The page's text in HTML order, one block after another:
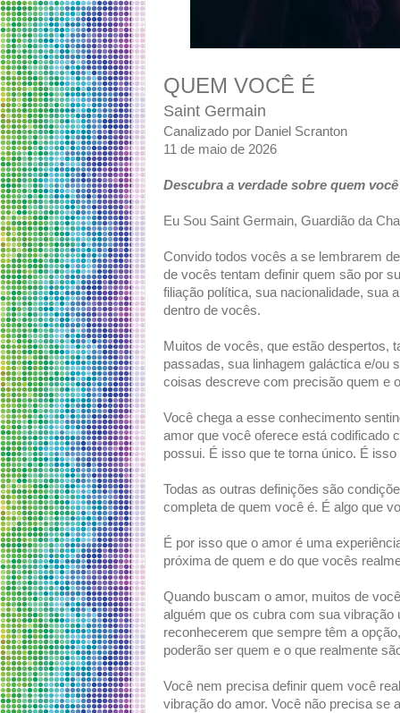
QUEM VOCÊ É
Saint Germain
Canalizado por Daniel Scranton
11 de maio de 2026
Descubra a verdade sobre quem
Eu Sou Saint Germain, Guardião da
Convido todos vocês a se lembrarem
de vocês tentam definir quem são por
filiação política, sua nacionalidade, sua
dentro de vocês.
Muitos de vocês, que estão despertos,
passadas, sua linhagem galáctica e/ou
coisas descreve com precisão quem e
Você chega a esse conhecimento
amor que você oferece está codificado
possui. É isso que te torna único. É
Todas as outras definições são
completa de quem você é. É algo que
É por isso que o amor é uma
próxima de quem e do que vocês
Quando buscam o amor, muitos de
alguém que os cubra com sua
reconhecerem que sempre têm a
poderão ser quem e o que realmente
Você nem precisa definir quem você
vibração do amor. Você não precisa se